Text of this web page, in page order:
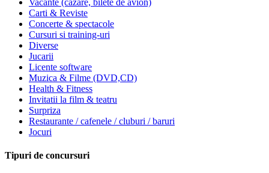
Carti & Reviste
Concerte & spectacole
Cursuri si training-uri
Diverse
Jucarii
Licente software
Muzica & Filme (DVD,CD)
Health & Fitness
Invitatii la film & teatru
Surpriza
Restaurante / cafenele / cluburi / baruri
Jocuri
Tipuri de concursuri